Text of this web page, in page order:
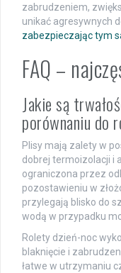
zabrudzeniem,
unikać agresywnych
zabezpieczając tym
FAQ –
Jakie są
porównaniu do
Plisy mają zalety w
dobrej termoizolacji i
ograniczona przez
pozostawieniu w
przylegają blisko do
wodą w przypadku
Rolety dzień-noc
blaknięcie i
łatwe w utrzymaniu